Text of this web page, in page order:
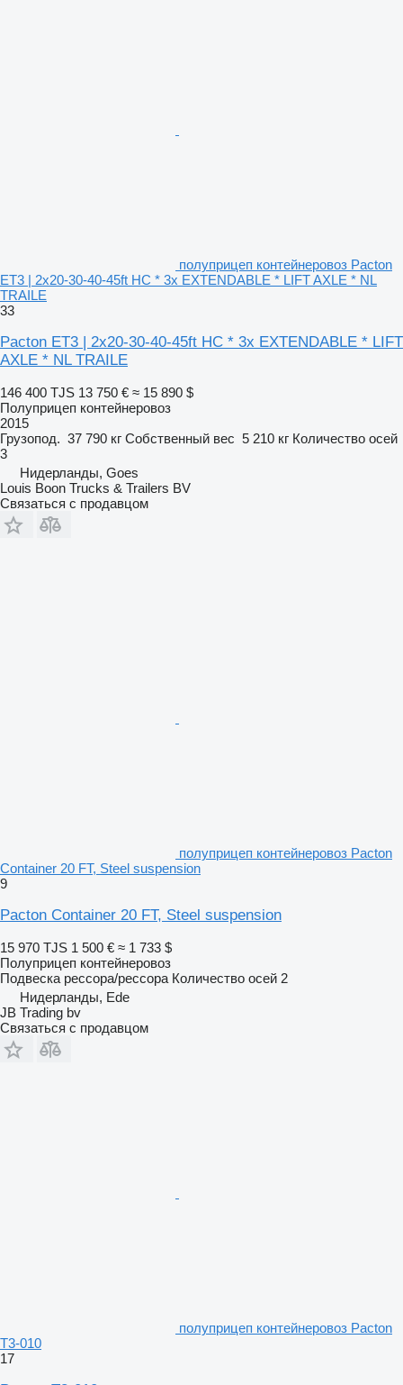
полуприцеп контейнеровоз Pacton
ET3 | 2x20-30-40-45ft HC * 3x EXTENDABLE * LIFT AXLE * NL
TRAILE
33
Pacton ET3 | 2x20-30-40-45ft HC * 3x EXTENDABLE * LIFT
AXLE * NL TRAILE
146 400 TJS 13 750 € ≈ 15 890 $
Полуприцеп контейнеровоз
2015
Грузопод. 37 790 кг Собственный вес 5 210 кг Количество осей
3
Нидерланды, Goes
Louis Boon Trucks & Trailers BV
Связаться с продавцом
полуприцеп контейнеровоз Pacton
Container 20 FT, Steel suspension
9
Pacton Container 20 FT, Steel suspension
15 970 TJS 1 500 € ≈ 1 733 $
Полуприцеп контейнеровоз
Подвеска рессора/рессора Количество осей 2
Нидерланды, Ede
JB Trading bv
Связаться с продавцом
полуприцеп контейнеровоз Pacton
T3-010
17